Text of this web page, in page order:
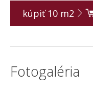
kúpiť10m2
Fotogaléria